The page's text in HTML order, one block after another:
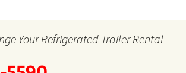
Your Refrigerated Trailer Rental